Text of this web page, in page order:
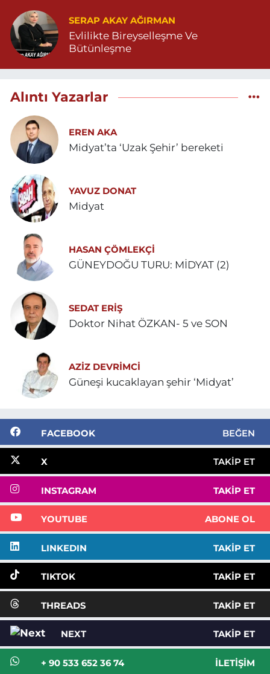
SERAP AKAY AĞIRMAN
Evlilikte Bireyselleşme Ve
Bütünleşme
Alıntı Yazarlar
EREN AKA
Midyat’ta ‘Uzak Şehir’ bereketi
YAVUZ DONAT
Midyat
HASAN ÇÖMLEKÇİ
GÜNEYDOĞU TURU: MİDYAT (2)
SEDAT ERİŞ
Doktor Nihat ÖZKAN- 5 ve SON
AZIZ DEVRIMCI
Güneşi kucaklayan şehir ‘Midyat’
FACEBOOK BEĞEN
X TAKIP ET
INSTAGRAM TAKIP ET
YOUTUBE ABONE OL
LINKEDIN TAKIP ET
TIKTOK TAKIP ET
THREADS TAKIP ET
NEXT TAKIP ET
+ 90 533 652 36 74 İLETIŞIM